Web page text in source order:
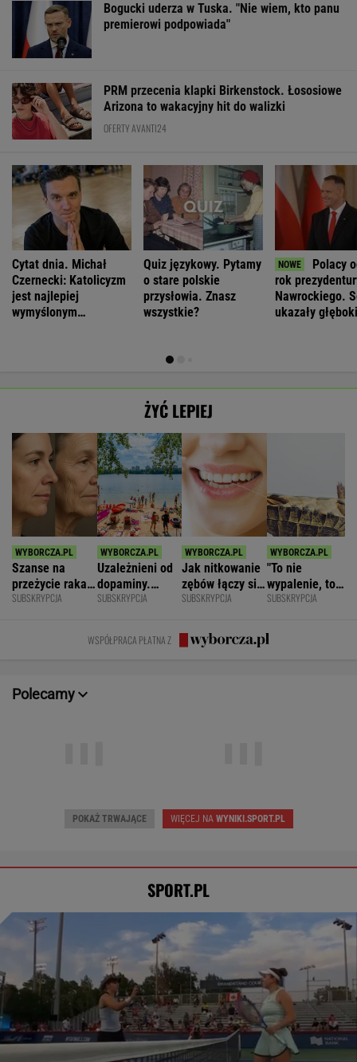
Bogucki uderza w Tuska. "Nie wiem, kto panu
premierowi podpowiada"
PRM przecenia klapki Birkenstock. Łososiowe
Arizona to wakacyjny hit do walizki
OFERTY AVANTI24
Cytat dnia. Michał
Czernecki: Katolicyzm
jest najlepiej
wymyślonym
Quiz językowy. Pytamy
o stare polskie
przysłowia. Znasz
wszystkie?
Polacy
rok
Nawrockiego.
ukazały
ŻYĆ LEPIEJ
Szanse na
przeżycie raka
widać na
SUBSKRYPCJA
Uzależnieni od
dopaminy.
Psychiatra o
łatwego życia
SUBSKRYPCJA
Jak nitkowanie
zębów łączy się
ze zdrowiem
SUBSKRYPCJA
"To nie
wypalenie, to
nie depresja".
zjawisko
dotarło do
SUBSKRYPCJA
WSPÓŁPRACA PŁATNA Z
Polecamy
POKAŻ TRWAJĄCE WIĘCEJ NAWYNIKI.SPORT.PL
SPORT.PL